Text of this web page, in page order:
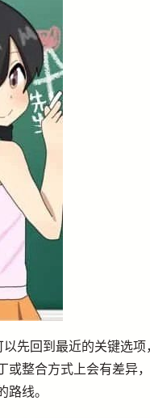
先回到最近的关键选项
或整合方式上会有差异
线。